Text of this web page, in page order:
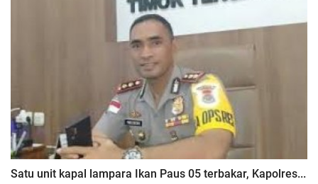
Satu unit kapal lampara Ikan Paus 05 terbakar, Kapolres...